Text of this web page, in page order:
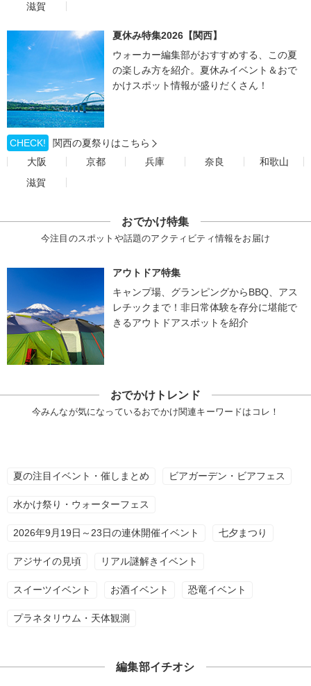
滋賀
夏休み特集2026【関西】
ウォーカー編集部がおすすめする、この夏
の楽しみ方を紹介。夏休みイベント＆おで
かけスポット情報が盛りだくさん！
CHECK!
関西の夏祭りはこちら
大阪
京都 兵庫 奈良
和歌山
滋賀
おでかけ特集
今注目のスポットや話題のアクティビティ情報をお届け
アウトドア特集
キャンプ場、グランピングからBBQ、アス
レチックまで！非日常体験を存分に堪能で
きるアウトドアスポットを紹介
おでかけトレンド
今みんなが気になっているおでかけ関連キーワードはコレ！
夏の注目イベント・催しまとめ ビアガーデン・ビアフェス
水かけ祭り・ウォーターフェス
2026年9月19日～23日の連休開催イベント 七夕まつり
アジサイの見頃 リアル謎解きイベント
スイーツイベント お酒イベント 恐竜イベント
プラネタリウム・天体観測
編集部イチオシ